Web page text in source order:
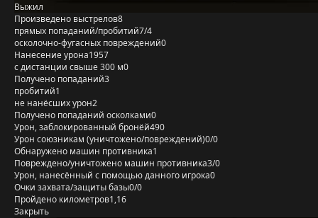
Выжил
Произведено выстрелов8
прямых попаданий/пробитий7/4
осколочно-фугасных повреждений0
Нанесение урона1957
с дистанции свыше 300 м0
Получено попаданий3
пробитий1
не нанёсших урон2
Получено попаданий осколками0
Урон, заблокированный бронёй490
Урон союзникам (уничтожено/повреждений)0/0
Обнаружено машин противника1
Повреждено/уничтожено машин противника3/0
Урон, нанесённый с помощью данного игрока0
Очки захвата/защиты базы0/0
Пройдено километров1,16
Закрыть